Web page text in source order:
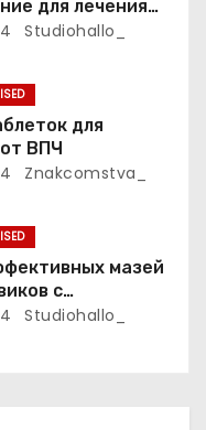
для лечения
Studiohallo_
для
ВПЧ
Znakcomstva_
мазей
с
эффектом
Studiohallo_